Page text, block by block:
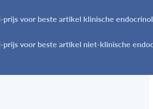
prijs voor beste artikel klinische
prijs voor beste artikel niet-klinische